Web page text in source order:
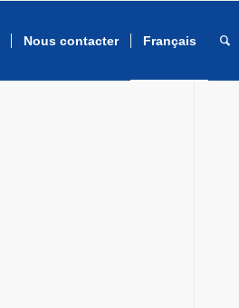
Nous contacter Français